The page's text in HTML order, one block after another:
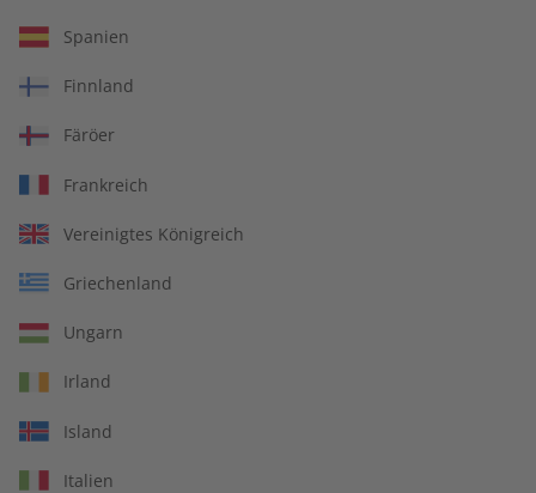
14 Ausgaben pro Jahr
Bequem lesen auf jedem Gerät
Jederzeit monatlich kündbar
9,99 €
Spanien
Finnland
Färöer
Frankreich
Vereinigtes Königreich
Griechenland
Ungarn
Irland
Island
Italien